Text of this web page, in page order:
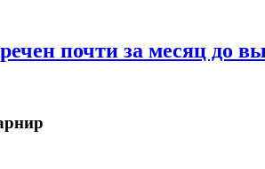
почти за месяц до